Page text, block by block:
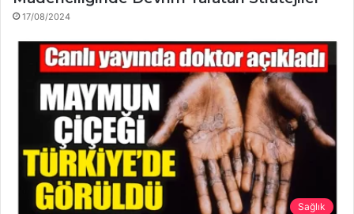
17/08/2024
Sağlık